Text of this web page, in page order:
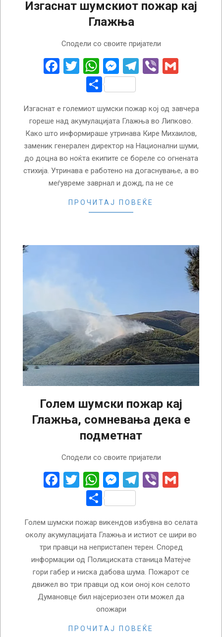
Изгаснат шумскиот пожар кај
Глажња
Сподели со своите пријатели
Facebook
Twitter
WhatsApp
Messenger
Telegram
Viber
Share
Изгаснат е големиот шумски пожар кој од завчера
гореше над акумулацијата Глажња во Липково.
Како што информираше утринава Кире Михаилов,
заменик генерален директор на Национални шуми,
до доцна во ноќта екипите се бореле со огнената
стихија. Утринава е работено на догаснување, а во
меѓувреме заврнал и дожд, па не се
ПРОЧИТАЈ ПОВЕЌЕ
Голем шумски пожар кај
Глажња, сомневања дека е
подметнат
Сподели со своите пријатели
Facebook
Twitter
WhatsApp
Messenger
Telegram
Viber
Share
Голем шумски пожар викендов избувна во селата
околу акумулацијата Глажња и истиот се шири во
три правци на непристапен терен. Според
информации од Полициската станица Матејче
гори габер и ниска дабова шума. Пожарот се
движел во три правци од кои оној кон селото
Думановце бил најсериозен оти можел да
опожари
ПРОЧИТАЈ ПОВЕЌЕ